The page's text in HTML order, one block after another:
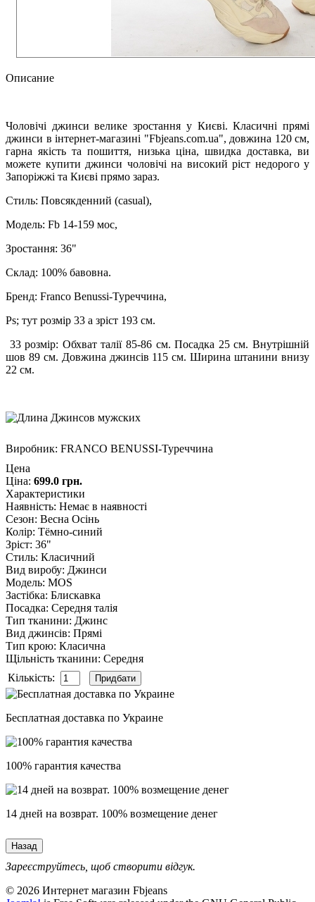
Описание
Чоловічі джинси велике зростання у Києві. Класичні прямі
джинси в інтернет-магазині "Fbjeans.com.ua", довжина 120 см,
гарна якість та пошиття, низька ціна, швидка доставка, ви
можете купити джинси чоловічі на високий ріст недорого у
Запоріжжі та Києві прямо зараз.
Стиль: Повсякденний (casual),
Модель: Fb 14-159 мос,
Зростання: 36"
Склад: 100% бавовна.
Бренд: Franco Benussi-Туреччина,
Ps; тут розмір 33 а зріст 193 см.
33 розмір: Обхват талії 85-86 см. Посадка 25 см. Внутрішній
шов 89 см. Довжина джинсів 115 см. Ширина штанини внизу
22 см.
Виробник: FRANCO BENUSSI-Туреччина
Цена
Ціна: 699.0 грн.
Характеристики
Наявність: Немає в наявності
Сезон: Весна Осінь
Колір: Тёмно-синий
Зріст: 36"
Стиль: Класичний
Вид виробу: Джинси
Модель: MOS
Застібка: Блискавка
Посадка: Середня талія
Тип тканини: Джинс
Вид джинсів: Прямі
Тип крою: Класична
Щільність тканини: Середня
Кількість:
Бесплатная доставка по Украине
100% гарантия качества
14 дней на возврат. 100% возмещение денег
Зареєструйтесь, щоб створити відгук.
© 2026 Интернет магазин Fbjeans